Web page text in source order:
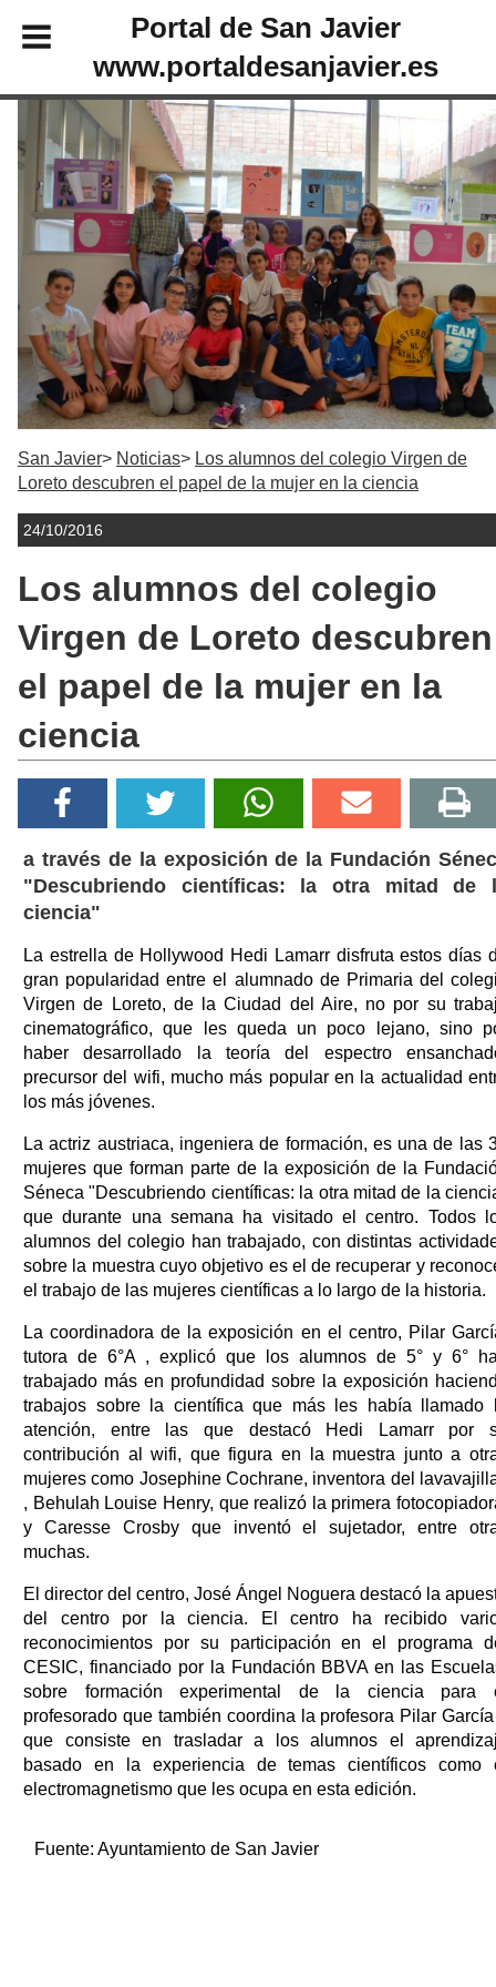
Portal de San Javier
www.portaldesanjavier.es
San Javier Noticias
Los alumnos del colegio Virgen de
Loreto descubren el papel de la mujer en la ciencia
24/10/2016
Los alumnos del colegio
Virgen de Loreto descubren
el papel de la mujer en la
ciencia
a través de la exposición de la Fundación
"Descubriendo científicas: la otra mitad de
ciencia"
La estrella de Hollywood Hedi Lamarr disfruta estos días
gran popularidad entre el alumnado de Primaria del
Virgen de Loreto, de la Ciudad del Aire, no por su
cinematográfico, que les queda un poco lejano, sino
haber desarrollado la teoría del espectro
precursor del wifi, mucho más popular en la actualidad
los más jóvenes.
La actriz austriaca, ingeniera de formación, es una de las
mujeres que forman parte de la exposición de la
Séneca "Descubriendo científicas: la otra mitad de la
que durante una semana ha visitado el centro. Todos
alumnos del colegio han trabajado, con distintas
sobre la muestra cuyo objetivo es el de recuperar y
el trabajo de las mujeres científicas a lo largo de la historia.
La coordinadora de la exposición en el centro, Pilar
tutora de 6°A , explicó que los alumnos de 5° y 6°
trabajado más en profundidad sobre la exposición
trabajos sobre la científica que más les había llamado
atención, entre las que destacó Hedi Lamarr por
contribución al wifi, que figura en la muestra junto a
mujeres como Josephine Cochrane, inventora del
, Behulah Louise Henry, que realizó la primera
y Caresse Crosby que inventó el sujetador, entre
muchas.
El director del centro, José Ángel Noguera destacó la
del centro por la ciencia. El centro ha recibido
reconocimientos por su participación en el programa
CESIC, financiado por la Fundación BBVA en las
sobre formación experimental de la ciencia para
profesorado que también coordina la profesora Pilar
que consiste en trasladar a los alumnos el
basado en la experiencia de temas científicos como
electromagnetismo que les ocupa en esta edición.
Fuente: Ayuntamiento de San Javier